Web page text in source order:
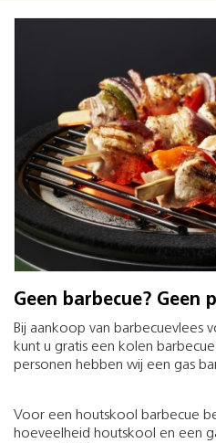
Geen barbecue? Geen
Bij aankoop van barbecuevlees
kunt u gratis een kolen
personen hebben wij een gas
Voor een houtskool barbecue
hoeveelheid houtskool en een